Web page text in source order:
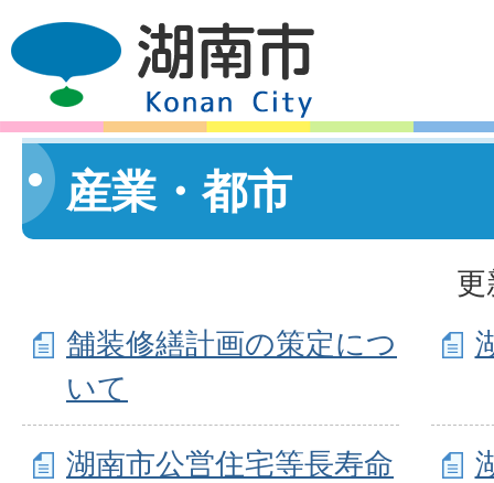
産業・都市
舗装修繕計画の策定につ
いて
湖南市公営住宅等長寿命